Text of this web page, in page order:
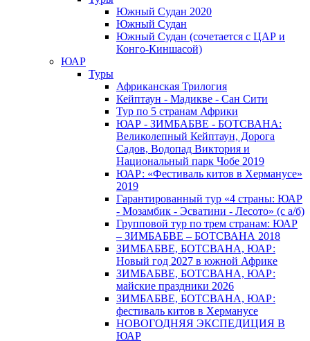
Южный Cудан 2020
Южный Cудан
Южный Судан (сочетается с ЦАР и
Конго-Киншасой)
ЮАР
Туры
Африканская Трилогия
Кейптаун - Мадикве - Сан Сити
Тур по 5 странам Африки
ЮАР - ЗИМБАБВЕ - БОТСВАНА:
Великолепный Кейптаун, Дорога
Садов, Водопад Виктория и
Национальный парк Чобе 2019
ЮАР: «Фестиваль китов в Херманусе»
2019
Гарантированный тур «4 страны: ЮАР
- Мозамбик - Эсватини - Лесото» (с а/б)
Групповой тур по трем странам: ЮАР
– ЗИМБАБВЕ – БОТСВАНА 2018
ЗИМБАБВЕ, БОТСВАНА, ЮАР:
Новый год 2027 в южной Африке
ЗИМБАБВЕ, БОТСВАНА, ЮАР:
майские праздники 2026
ЗИМБАБВЕ, БОТСВАНА, ЮАР:
фестиваль китов в Херманусе
НОВОГОДНЯЯ ЭКСПЕДИЦИЯ В
ЮАР